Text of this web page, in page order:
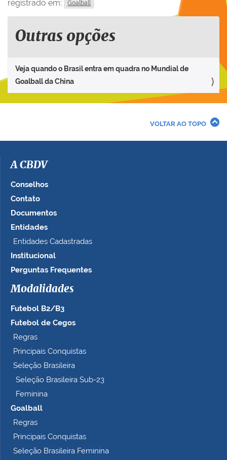
registrado em: Goalball
Outras opções
Veja quando o Brasil entra em quadra no Mundial de
Goalball da China
VOLTAR AO TOPO
A CBDV
Conselhos
Contato
Documentos
Entidades
Entidades Cadastradas
Institucional
Perguntas Frequentes
Modalidades
Futebol B2/B3
Futebol de Cegos
Regras
Principais Conquistas
Seleção Brasileira
Seleção Brasileira Sub-23
Feminina
Goalball
Regras
Principais Conquistas
Seleção Brasileira Feminina